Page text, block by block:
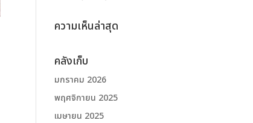
ความเห็นล่าสุด
คลังเก็บ
มกราคม 2026
พฤศจิกายน 2025
เมษายน 2025